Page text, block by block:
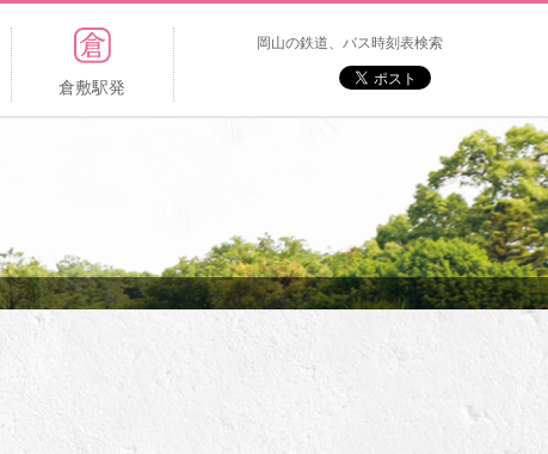
倉敷駅発
岡山の鉄道、バス時刻表検索